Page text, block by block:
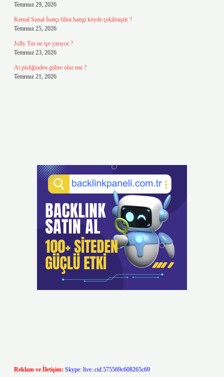
Temmuz 29, 2026
Kemal Sunal İnatçı filmi hangi köyde çekilmiştir ?
Temmuz 25, 2026
Jolly Tur ne işe yarıyor ?
Temmuz 23, 2026
At pisliğinden gübre olur mu ?
Temmuz 21, 2026
Reklam ve İletişim: Skype: live:.cid.575569c608265c69